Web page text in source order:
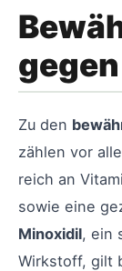
Zu den
zählen vor
reich an
sowie eine
Minoxidil, ein
Wirkstoff, gilt